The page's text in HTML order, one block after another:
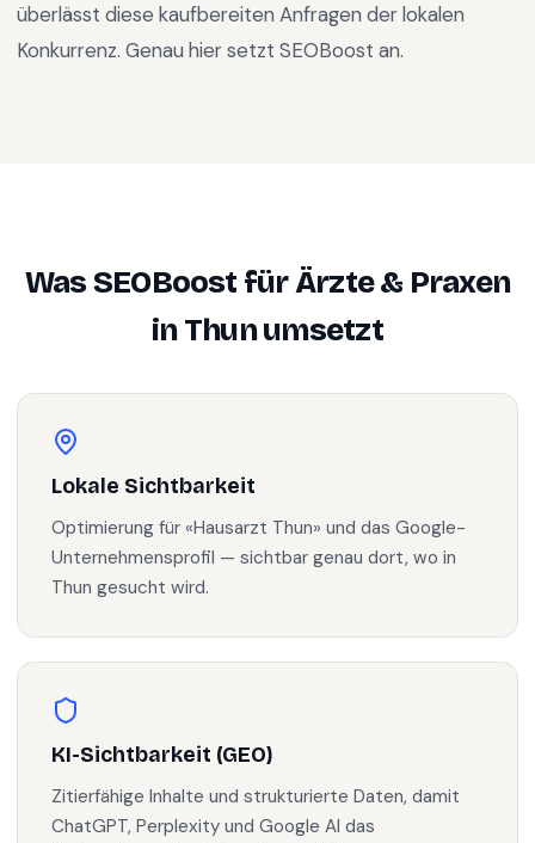
überlässt diese kaufbereiten Anfragen der lokalen
Konkurrenz. Genau hier setzt SEOBoost an.
Was SEOBoost fürÄrzte & Praxen
inThunumsetzt
Lokale Sichtbarkeit
Optimierung für «Hausarzt Thun» und das Google-
Unternehmensprofil — sichtbar genau dort, wo in
Thun gesucht wird.
KI-Sichtbarkeit (GEO)
Zitierfähige Inhalte und strukturierte Daten, damit
ChatGPT, Perplexity und Google AI das